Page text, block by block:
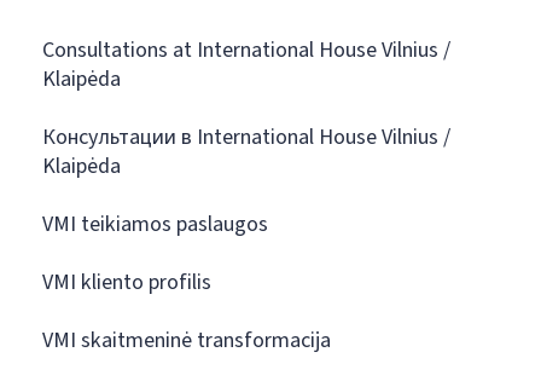
Consultations at International House Vilnius /
Klaipėda
Консультации в International House Vilnius /
Klaipėda
VMI teikiamos paslaugos
VMI kliento profilis
VMI skaitmeninė transformacija